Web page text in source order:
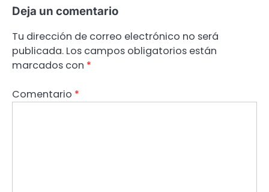
Deja un comentario
Tu dirección de correo electrónico no será
publicada. Los campos obligatorios están
marcados con *
Comentario *